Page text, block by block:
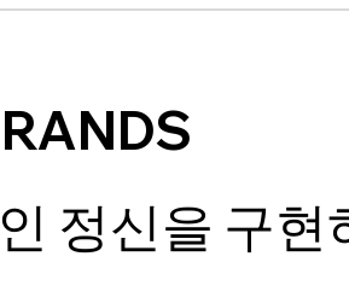
정신을 구현